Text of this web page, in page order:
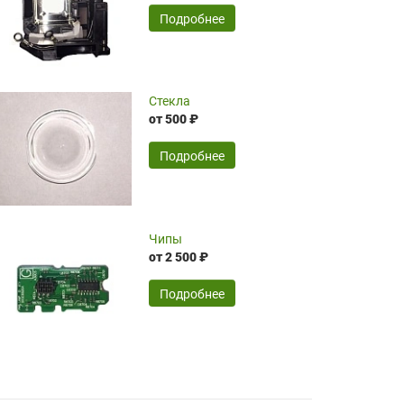
временные затраты по достаточно
оптимизированной стоимости, чему
чрезмерно благодарны!)))
SERGEY FOURSOV,24.04.2026
широкий ассортимент ламп, как оригиналов,
так и аналогов.Быстрое оформление и
передача в доставку, приемлемые цены. Мне
понравилось.
Читать полностью
16.04.2026
Подробнее
Стекла
от 500 ₽
Подробнее
Чипы
от 2 500 ₽
Подробнее